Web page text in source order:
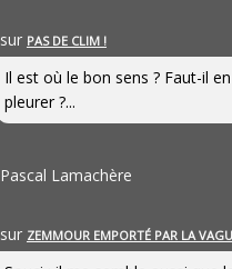
sur PAS DE CLIM !
Il est où le bon sens ? Faut-il
pleurer ?...
Pascal Lamachère
sur ZEMMOUR EMPORTÉ PAR LA